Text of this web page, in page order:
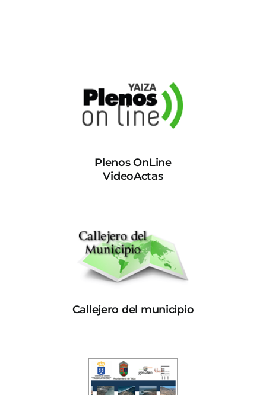
Plenos OnLine
VideoActas
Callejero del municipio